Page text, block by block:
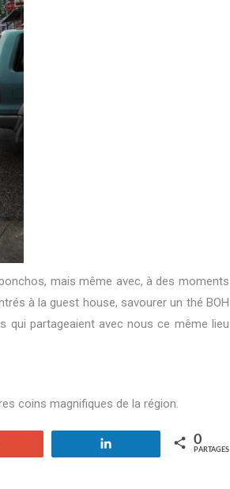
mais même avec, à des moments
à la guest house, savourer un thé BOH
qui partageaient avec nous ce même lieu
coins magnifiques de la région.
0
PARTAGES